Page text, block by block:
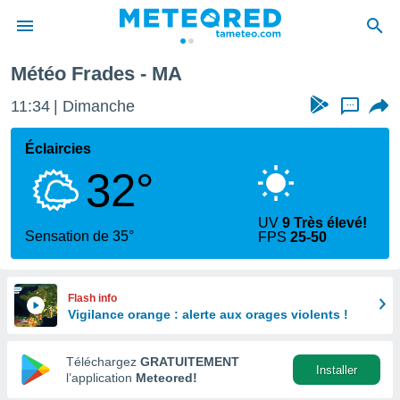
de
Météo Frades - MA
11:34 Dimanche ...
Éclaircies
32°
Sensation de 35°
UV9 Très élevé!
FPS25-50
Flash info
Vigilance orange : alerte aux orages violents !
Téléchargez GRATUITEMENT
l’application Meteored!
Installer